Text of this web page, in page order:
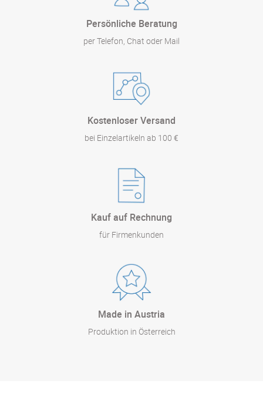
Persönliche Beratung
per Telefon, Chat oder Mail
Kostenloser Versand
bei Einzelartikeln ab 100 €
Kauf auf Rechnung
für Firmenkunden
Made in Austria
Produktion in Österreich